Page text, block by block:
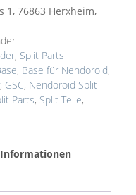
1, 76863 Herxheim,
, Split Parts
, Base für Nendoroid,
, GSC, Nendoroid Split
Parts, Split Teile,